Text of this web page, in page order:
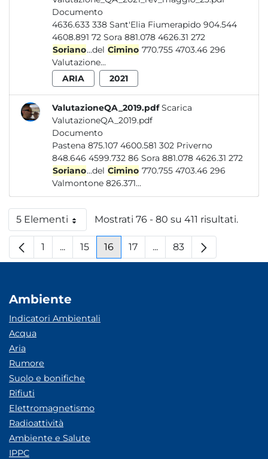
Documento
4636.633 338 Sant'Elia Fiumerapido 904.544
4608.891 72 Sora 881.078 4626.31 272
Soriano...del Cimino 770.755 4703.46 296
Valutazione...
ARIA
2021
ValutazioneQA_2019.pdf Scarica
ValutazioneQA_2019.pdf
Documento
Pastena 875.107 4600.581 302 Priverno
848.646 4599.732 86 Sora 881.078 4626.31 272
Soriano...del Cimino 770.755 4703.46 296
Valmontone 826.371...
5 ElementiPer paginaMostrati 76 - 80 su 411 risultati.
Pagina
1 ...Pagine intermedie
Pagina
15 Pagina
16 Pagina
17 ...Pagine intermedie
Pagina
83
Ambiente
Indicatori Ambientali
Acqua
Aria
Rumore
Suolo e bonifiche
Rifiuti
Elettromagnetismo
Radioattività
Ambiente e Salute
IPPC